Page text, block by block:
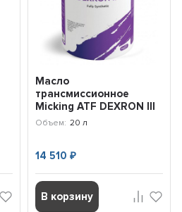
Масло
трансмиссионное
Micking ATF DEXRON III
(20л) M4118
Объем: 20 л
14 510 ₽
В корзину